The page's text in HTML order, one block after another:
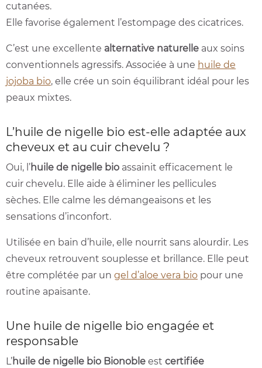
cutanées.
Elle favorise également l’estompage des cicatrices.
C’est une excellente alternative naturelle aux soins
conventionnels agressifs. Associée à une huile de
jojoba bio, elle crée un soin équilibrant idéal pour les
peaux mixtes.
L’huile de nigelle bio est-elle adaptée aux
cheveux et au cuir chevelu ?
Oui, l’huile de nigelle bio assainit efficacement le
cuir chevelu. Elle aide à éliminer les pellicules
sèches. Elle calme les démangeaisons et les
sensations d’inconfort.
Utilisée en bain d’huile, elle nourrit sans alourdir. Les
cheveux retrouvent souplesse et brillance. Elle peut
être complétée par un gel d’aloe vera bio pour une
routine apaisante.
Une huile de nigelle bio engagée et
responsable
L’huile de nigelle bio Bionoble est certifiée